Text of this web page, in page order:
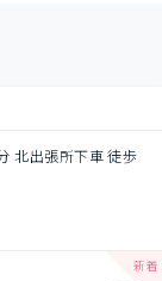
北出張所下車 徒歩